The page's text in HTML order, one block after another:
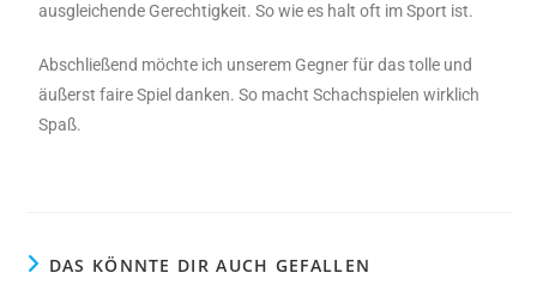
ausgleichende Gerechtigkeit. So wie es halt oft im Sport ist.
Abschließend möchte ich unserem Gegner für das tolle und
äußerst faire Spiel danken. So macht Schachspielen wirklich
Spaß.
DAS KÖNNTE DIR AUCH GEFALLEN